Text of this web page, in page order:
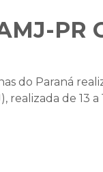
PR
do Paraná
realizada de 13 a